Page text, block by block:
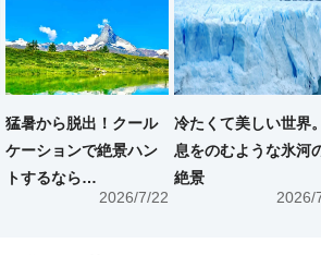
猛暑から脱出！クール
ケーションで絶景ハン
トするなら…
2026/7/22
冷たくて美しい世界
息をのむような氷河
絶景
2026/